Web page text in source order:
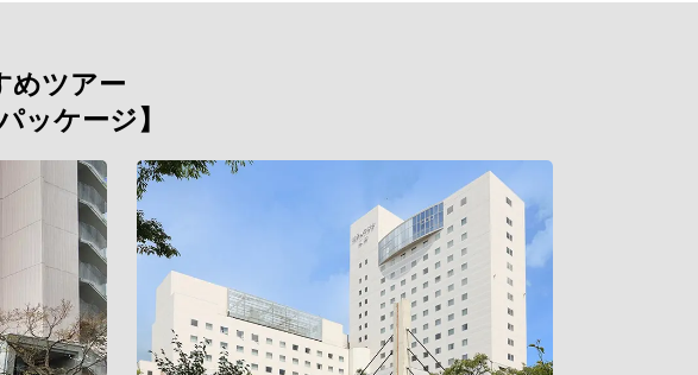
めツアー
ッケージ】